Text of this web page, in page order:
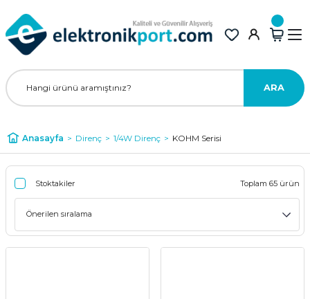
ARA
Anasayfa Direnç 1/4W Direnç KOHM Serisi
Stoktakiler Toplam 65 ürün